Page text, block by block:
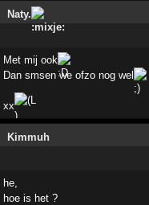
Naty.
Met mij ook
Dan smsen we ofzo nog wel
xx
Kimmuh
he,
hoe is het ?